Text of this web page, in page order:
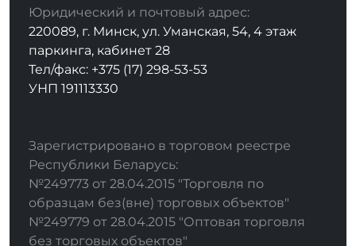
Юридический и почтовый адрес:
220089, г. Минск, ул. Уманская, 54, 4 этаж
паркинга, кабинет 28
Тел/факс: +375 (17) 298-53-53
УНП 191113330
Зарегистрировано в торговом реестре
Республики Беларусь:
№249773 от 28.04.2015 "Торговля по
образцам без(вне) торговых объектов"
№249779 от 28.04.2015 "Оптовая торговля
без торговых объектов"